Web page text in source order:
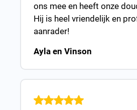
ons mee en heeft onze
Hij is heel vriendelijk en
aanrader!
Ayla en Vinson